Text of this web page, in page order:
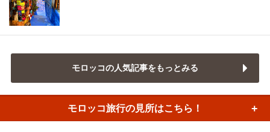
モロッコの人気記事をもっとみる
モロッコ旅行の見所はこちら！